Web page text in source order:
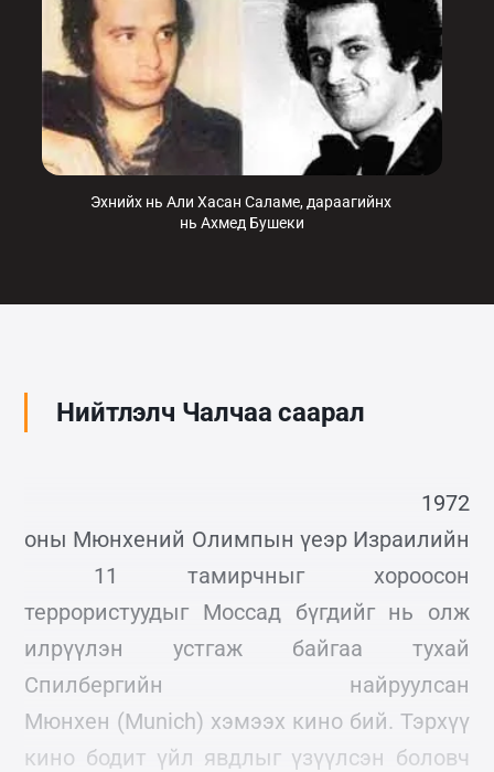
Эхнийх нь Али Хасан Саламе, дараагийнх
нь Ахмед Бушеки
Нийтлэлч Чалчаа саарал
1972
оны Мюнхений Олимпын үеэр Израилийн
11 тамирчныг хороосон
террористуудыг Моссад бүгдийг нь олж
илрүүлэн устгаж байгаа тухай
Спилбергийн найруулсан
Мюнхен (Munich) хэмээх кино бий. Тэрхүү
кино бодит үйл явдлыг үзүүлсэн боловч